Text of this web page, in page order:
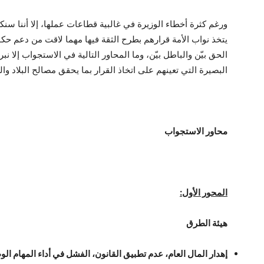
ورغم كثرة أخطاء الوزيرة في غالبية قطاعات عملها، إلا أننا
يتخذ نواب الأمة قرارهم بطرح الثقة فيها مهما لاقت من دعم
الحق بيّن والباطل بيّن، وما المحاور التالية في الاستجواب إلا
البصيرة التي تعينهم على اتخاذ القرار بما يحقق مصالح البلاد
محاور الاستجواب
المحور الأول:
هيئة الطرق
إهدار المال العام، عدم تطبيق القانون، الفشل في أداء المهام